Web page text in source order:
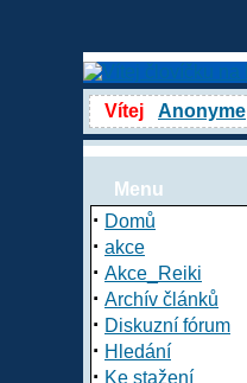
Vítej Anonyme
Menu
· Domů
· akce
· Akce_Reiki
· Archív článků
· Diskuzní fórum
· Hledání
· Ke stažení